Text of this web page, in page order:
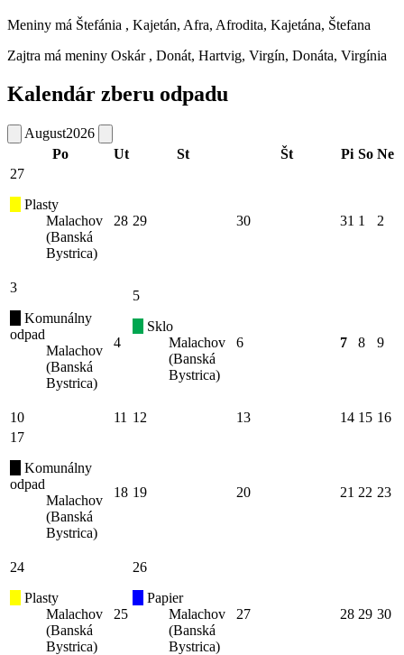
Meniny má Štefánia , Kajetán, Afra, Afrodita, Kajetána, Štefana
Zajtra má meniny Oskár , Donát, Hartvig, Virgín, Donáta, Virgínia
Kalendár zberu odpadu
August2026
Po
Ut St Št Pi So Ne
27
Plasty
Malachov
(Banská
Bystrica)
28 29 30 31 1 2
3
Komunálny
odpad
Malachov
(Banská
Bystrica)
4
5
Sklo
Malachov
(Banská
Bystrica)
6 7 8 9
10 11 12 13 14 15 16
17
Komunálny
odpad
Malachov
(Banská
Bystrica)
18 19 20 21 22 23
24
Plasty
Malachov
(Banská
Bystrica)
25
26
Papier
Malachov
(Banská
Bystrica)
27 28 29 30